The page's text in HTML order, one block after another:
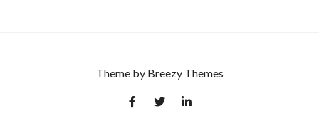
Theme by Breezy Themes